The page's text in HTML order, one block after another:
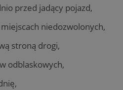
przed jadący pojazd,
niedozwolonych,
stroną drogi,
odblaskowych,